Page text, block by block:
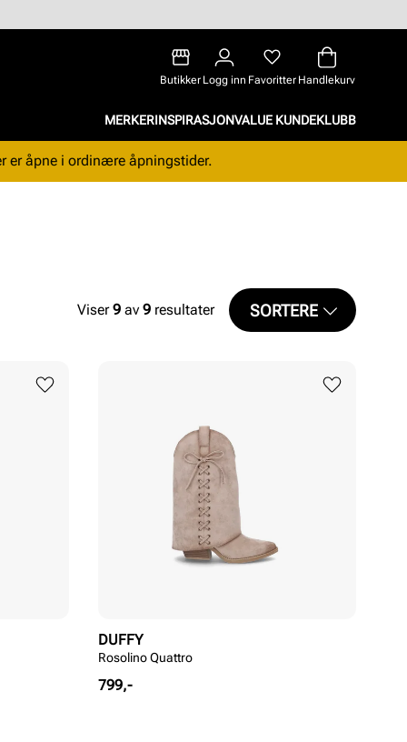
Butikker Logg inn Favoritter Handlekurv
MERKERINSPIRASJONVALUE KUNDEKLUBB
er åpne i ordinære åpningstider.
Viser9 av 9 resultater SORTERE
DUFFY
Rosolino Quattro
Pris
799,-